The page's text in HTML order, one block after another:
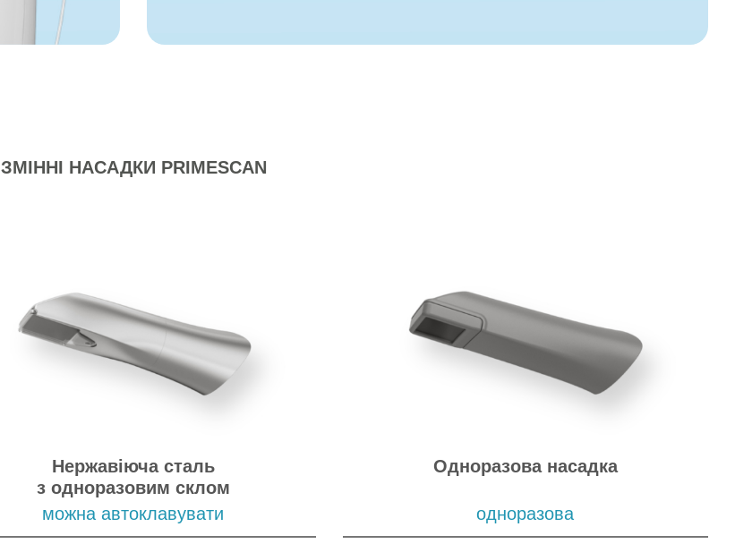
ЗМІННІ НАСАДКИ PRIMESCAN
Нержавіюча сталь
з одноразовим склом
можна автоклавувати
Одноразова насадка
одноразова